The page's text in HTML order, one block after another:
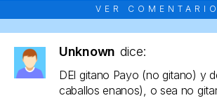
VER COMENTARIO
Unknown dice:
DEl gitano Payo (no gitano) y
caballos enanos), o sea no